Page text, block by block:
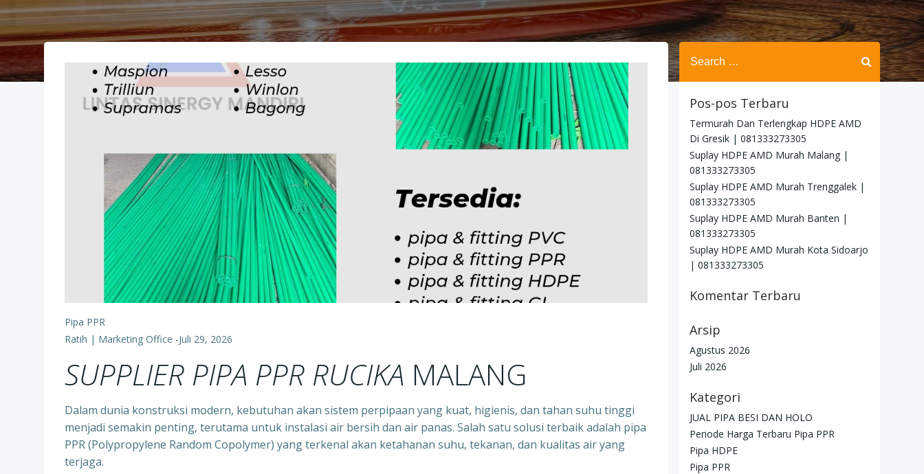
Pipa PPR
Ratih | Marketing Office -Juli 29, 2026
SUPPLIER PIPA PPR RUCIKA MALANG
Dalam dunia konstruksi modern, kebutuhan akan sistem perpipaan yang kuat, higienis, dan tahan suhu tinggi
menjadi semakin penting, terutama untuk instalasi air bersih dan air panas. Salah satu solusi terbaik adalah pipa
PPR (Polypropylene Random Copolymer) yang terkenal akan ketahanan suhu, tekanan, dan kualitas air yang
terjaga.
Search
for:
Pos-pos Terbaru
Termurah Dan Terlengkap HDPE AMD
Di Gresik | 081333273305
Suplay HDPE AMD Murah Malang |
081333273305
Suplay HDPE AMD Murah Trenggalek |
081333273305
Suplay HDPE AMD Murah Banten |
081333273305
Suplay HDPE AMD Murah Kota Sidoarjo
| 081333273305
Komentar Terbaru
Arsip
Agustus 2026
Juli 2026
Kategori
JUAL PIPA BESI DAN HOLO
Periode Harga Terbaru Pipa PPR
Pipa HDPE
Pipa PPR